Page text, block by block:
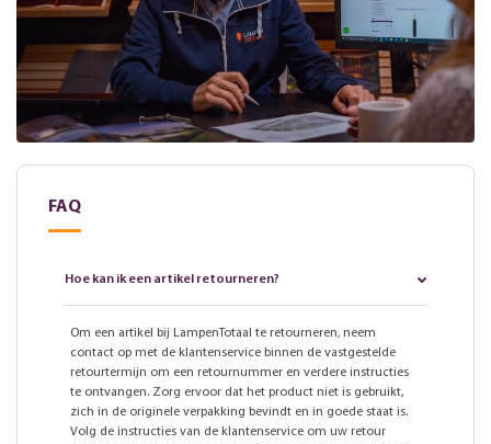
FAQ
Hoe kan ik een artikel retourneren?
Om een artikel bij LampenTotaal te retourneren, neem
contact op met de klantenservice binnen de vastgestelde
retourtermijn om een retournummer en verdere instructies
te ontvangen. Zorg ervoor dat het product niet is gebruikt,
zich in de originele verpakking bevindt en in goede staat is.
Volg de instructies van de klantenservice om uw retour